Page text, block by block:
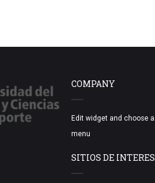
COMPANY
Edit widget and choose a
menu
SITIOS DE INTERES